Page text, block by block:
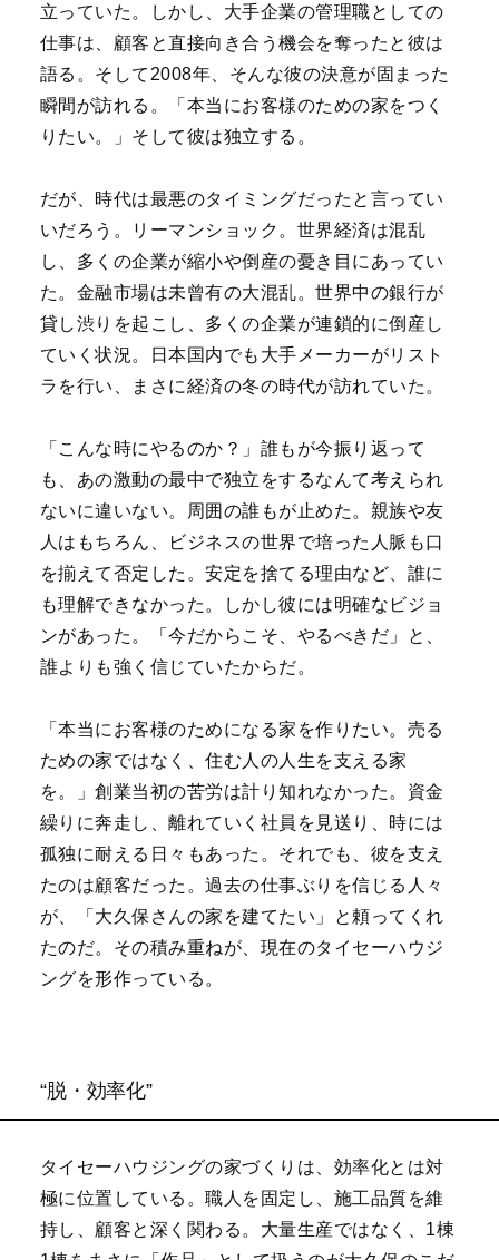
立っていた。しかし、大手企業の管理職としての
仕事は、顧客と直接向き合う機会を奪ったと彼は
語る。そして2008年、そんな彼の決意が固まった
瞬間が訪れる。「本当にお客様のための家をつく
りたい。」そして彼は独立する。
だが、時代は最悪のタイミングだったと言ってい
いだろう。
リーマンショック。世界経済は混乱
し、多くの企業が縮小や倒産の憂き目にあってい
た。金融市場は未曾有の大混乱。世界中の銀行が
貸し渋りを起こし、多くの企業が連鎖的に倒産し
ていく状況。日本国内でも大手メーカーがリスト
ラを行い、まさに経済の冬の時代が訪れていた。
「こんな時にやるのか？」誰もが今振り返って
も、あの激動の最中で独立をするなんて考えられ
ないに違いない。周囲の誰もが止めた。親族や友
人はもちろん、ビジネスの世界で培った人脈も口
を揃えて否定した。安定を捨てる理由など、誰に
も理解できなかった。しかし彼には明確なビジョ
ンがあった。「今だからこそ、やるべきだ」と、
誰よりも強く信じていたからだ。
「本当にお客様のためになる家を作りたい。売る
ための家ではなく、住む人の人生を支える家
を。」創業当初の苦労は計り知れなかった。資金
繰りに奔走し、離れていく社員を見送り、時には
孤独に耐える日々もあった。それでも、彼を支え
たのは顧客だった。過去の仕事ぶりを信じる人々
が、「大久保さんの家を建てたい」と頼ってくれ
たのだ。その積み重ねが、現在のタイセーハウジ
ングを形作っている。
“脱・効率化”
タイセーハウジングの家づくりは、効率化とは対
極に位置している。職人を固定し、施工品質を維
持し、顧客と深く関わる。大量生産ではなく、1棟